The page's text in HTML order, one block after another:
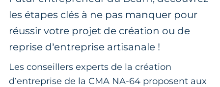
les étapes clés à ne pas manquer pour
réussir votre projet de création ou de
reprise d’entreprise artisanale !
Les conseillers experts de la création
d’entreprise de la CMA NA-64 proposent aux